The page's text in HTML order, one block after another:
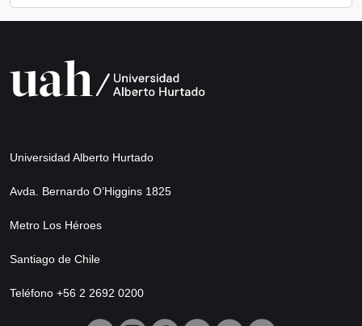
Universidad Alberto Hurtado
Avda. Bernardo O’Higgins 1825
Metro Los Héroes
Santiago de Chile
Teléfono +56 2 2692 0200